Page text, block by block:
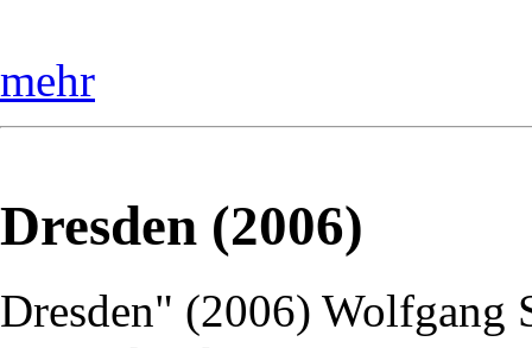
mehr
Dresden (2006)
Dresden" (2006) Wolfgang